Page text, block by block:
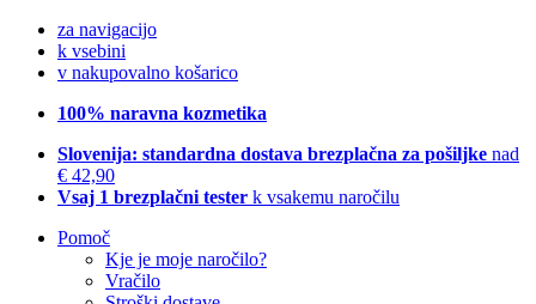
za navigacijo
k vsebini
v nakupovalno košarico
100% naravna kozmetika
Slovenija: standardna dostava brezplačna za pošiljke nad
€ 42,90
Vsaj 1 brezplačni tester k vsakemu naročilu
Pomoč
Kje je moje naročilo?
Vračilo